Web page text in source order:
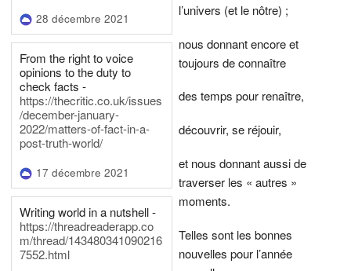
28 décembre 2021
From the right to voice
opinions to the duty to
check facts -
https://thecritic.co.uk/issues
/december-january-
2022/matters-of-fact-in-a-
post-truth-world/
17 décembre 2021
Writing world in a nutshell -
https://threadreaderapp.co
m/thread/143480341090216
7552.html
l’univers (et le nôtre) ;
nous donnant encore et
toujours de connaître
des temps pour renaître,
découvrir, se réjouir,
et nous donnant aussi de
traverser les « autres »
moments.
Telles sont les bonnes
nouvelles pour l’année